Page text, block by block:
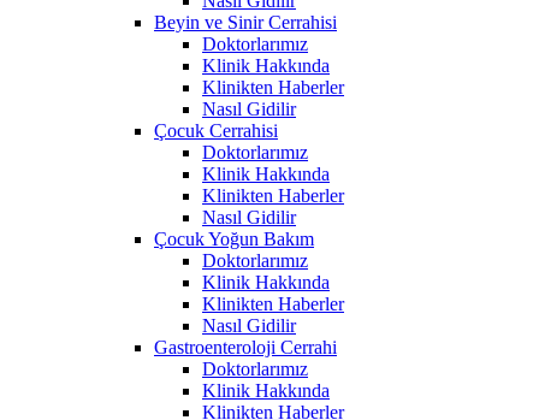
Beyin ve Sinir Cerrahisi
Doktorlarımız
Klinik Hakkında
Klinikten Haberler
Nasıl Gidilir
Çocuk Cerrahisi
Doktorlarımız
Klinik Hakkında
Klinikten Haberler
Nasıl Gidilir
Çocuk Yoğun Bakım
Doktorlarımız
Klinik Hakkında
Klinikten Haberler
Nasıl Gidilir
Gastroenteroloji Cerrahi
Doktorlarımız
Klinik Hakkında
Klinikten Haberler